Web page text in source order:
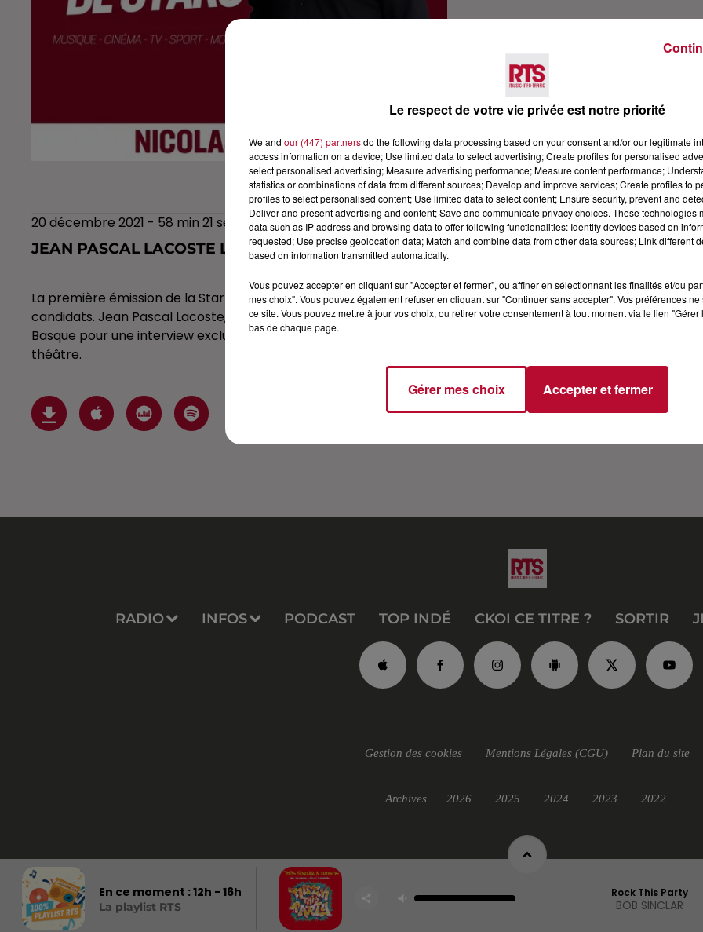
20 décembre 2021 - 58 min 21 sec
JEAN PASCAL LACOSTE L'INTERVIEW SANS LANGUE DE BOIS
La première émission de la Star Academy vient de fêter ses 20 ans. A cette occasion, TF1 a organisé trois
candidats. Jean Pascal Lacoste, l'un des candidats emblématiques de la saison 1 nous a fait le plaisir de
Basque pour une interview exclusive et sans langue de bois. Dans cette interview il revient sur la Star'ac
théâtre.
RADIO INFOS PODCAST TOP INDÉ CKOI CE TITRE ? SORTIR
En ce moment :12h - 16h
La playlist RTS
Rock This Party
BOB SINCLAR
Gestion des cookies Mentions Légales (CGU) Plan du site
Archives 2026 2025 2024 2023 2022
Le respect de votre vie privée est notre priorité
We and our (447) partnersdo the following data processing based on your consent and/or our legitimate
access information on a device; Use limited data to select advertising; Create profiles for personalised
select personalised advertising; Measure advertising performance; Measure content performance;
statistics or combinations of data from different sources; Develop and improve services; Create profiles to
profiles to select personalised content; Use limited data to select content; Ensure security, prevent and
Deliver and present advertising and content; Save and communicate privacy choices. These technologies
data such as IP address and browsing data to offer following functionalities: Identify devices based on
requested; Use precise geolocation data; Match and combine data from other data sources; Link different
based on information transmitted automatically.
Vous pouvez accepter en cliquant sur "Accepter et fermer", ou affiner en sélectionnant les finalités et/ou
mes choix". Vous pouvez également refuser en cliquant sur "Continuer sans accepter". Vos préférences
ce site. Vous pouvez mettre à jour vos choix, ou retirer votre consentement à tout moment via le lien
bas de chaque page.
Gérer mes choix Accepter et fermer